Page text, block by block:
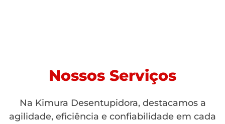
Nossos Serviços
Na Kimura Desentupidora, destacamos a
agilidade, eficiência e confiabilidade em cada